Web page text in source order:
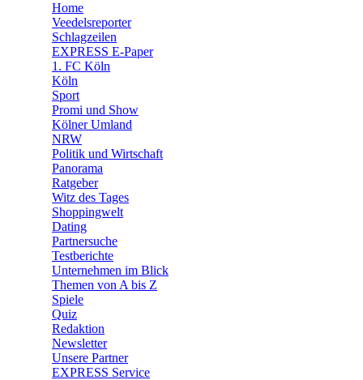
🛒 Shoppingwelt
Home
Veedelsreporter
Schlagzeilen
EXPRESS E-Paper
1. FC Köln
Köln
Sport
Promi und Show
Kölner Umland
NRW
Politik und Wirtschaft
Panorama
Ratgeber
Witz des Tages
Shoppingwelt
Dating
Partnersuche
Testberichte
Unternehmen im Blick
Themen von A bis Z
Spiele
Quiz
Redaktion
Newsletter
Unsere Partner
EXPRESS Service